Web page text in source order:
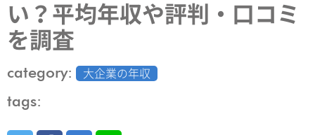
い？平均年収や評判・口コミ
を調査
category: 大企業の年収
tags: